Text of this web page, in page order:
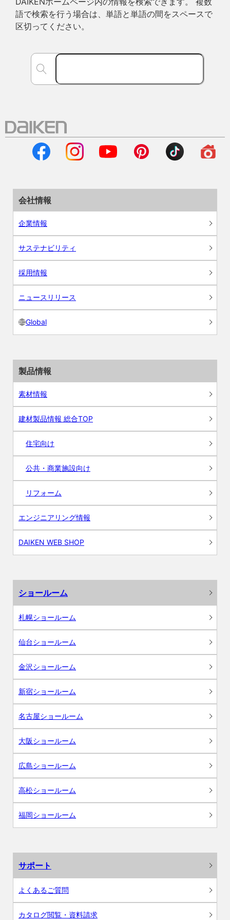
語で検索を行う場合は、単語と単語の間をスペースで
区切ってください。
会社情報
企業情報
サステナビリティ
採用情報
ニュースリリース
Global
製品情報
素材情報
建材製品情報 総合TOP
住宅向け
公共・商業施設向け
リフォーム
エンジニアリング情報
DAIKEN WEB SHOP
ショールーム
札幌ショールーム
仙台ショールーム
金沢ショールーム
新宿ショールーム
名古屋ショールーム
大阪ショールーム
広島ショールーム
高松ショールーム
福岡ショールーム
サポート
よくあるご質問
カタログ閲覧・資料請求